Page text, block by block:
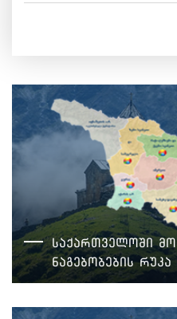
საქართველოში
ნაგებობების რუკა